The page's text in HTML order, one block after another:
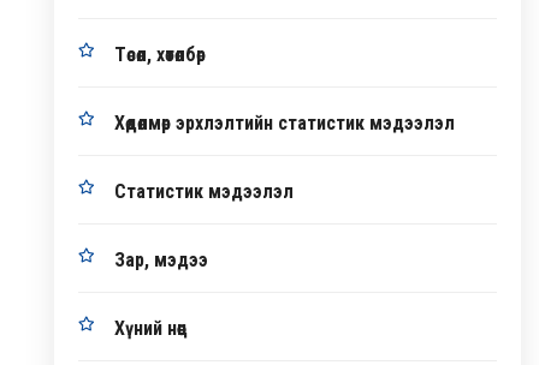
Төсөл, хөтөлбөр
Хөдөлмөр эрхлэлтийн статистик мэдээлэл
Статистик мэдээлэл
Зар, мэдээ
Хүний нөөц